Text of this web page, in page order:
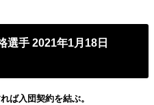
手 2021年1月18日
ば入団契約を結ぶ。